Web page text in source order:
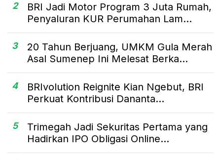
2
BRI Jadi Motor Program 3 Juta Rumah,
Penyaluran KUR Perumahan Lam...
3
20 Tahun Berjuang, UMKM Gula Merah
Asal Sumenep Ini Melesat Berka...
4
BRIvolution Reignite Kian Ngebut, BRI
Perkuat Kontribusi Dananta...
5
Trimegah Jadi Sekuritas Pertama yang
Hadirkan IPO Obligasi Online...